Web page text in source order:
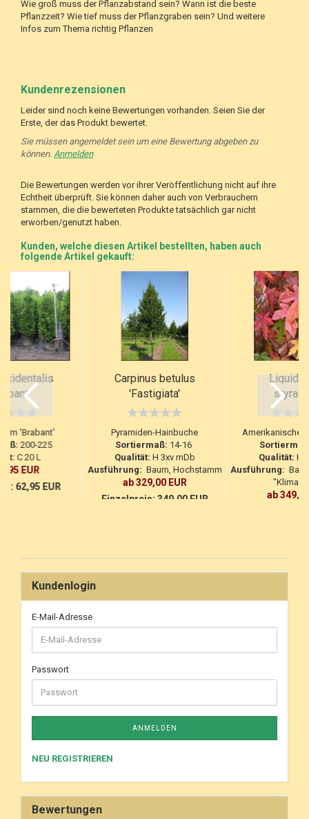
Wie groß muss der Pflanzabstand sein? Wann ist die beste
Pflanzzeit? Wie tief muss der Pflanzgraben sein? Und weitere
Infos zum Thema richtig Pflanzen
Kundenrezensionen
Leider sind noch keine Bewertungen vorhanden. Seien Sie der
Erste, der das Produkt bewertet.
Sie müssen angemeldet sein um eine Bewertung abgeben zu
können. Anmelden
Die Bewertungen werden vor ihrer Veröffentlichung nicht auf ihre
Echtheit überprüft. Sie können daher auch von Verbrauchern
stammen, die die bewerteten Produkte tatsächlich gar nicht
erworben/genutzt haben.
Kunden, welche diesen Artikel bestellten, haben auch
folgende Artikel gekauft:
'Brabant'
200-225
C 20 L
EUR
62,95 EUR
Carpinus betulus
'Fastigiata'
Pyramiden-Hainbuche
Sortiermaß: 14-16
Qualität: H 3xv mDb
Ausführung: Baum, Hochstamm
ab 329,00 EUR
Einzelpreis: 349,00 EUR
Amerikanischer
Qualität: H
Ausführung:
ab
Kundenlogin
E-Mail-Adresse
Passwort
ANMELDEN
NEU REGISTRIEREN
Bewertungen